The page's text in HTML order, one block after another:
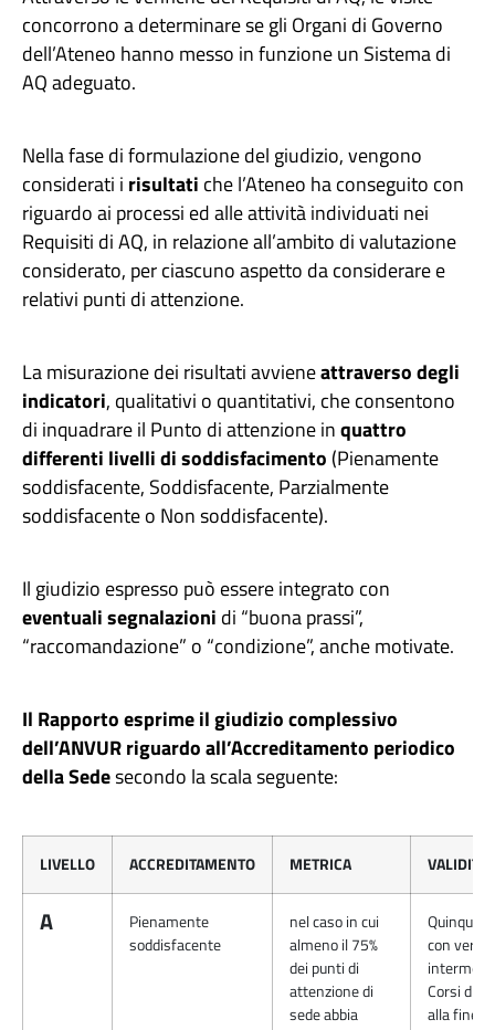
concorrono a determinare se gli Organi di Governo
dell’Ateneo hanno messo in funzione un Sistema di
AQ adeguato.
Nella fase di formulazione del giudizio, vengono
considerati i risultati che l’Ateneo ha conseguito con
riguardo ai processi ed alle attività individuati nei
Requisiti di AQ, in relazione all’ambito di valutazione
considerato, per ciascuno aspetto da considerare e
relativi punti di attenzione.
La misurazione dei risultati avvieneattraverso degli
indicatori, qualitativi o quantitativi, che consentono
di inquadrare il Punto di attenzione inquattro
differenti livelli di soddisfacimento (Pienamente
soddisfacente, Soddisfacente, Parzialmente
soddisfacente o Non soddisfacente).
Il giudizio espresso può essere integrato con
eventuali segnalazioni di “buona prassi”,
“raccomandazione” o “condizione”, anche motivate.
Il Rapporto esprime il giudizio complessivo
dell’ANVUR riguardo all’Accreditamento periodico
della Sedesecondo la scala seguente:
LIVELLO ACCREDITAMENTO METRICA VALIDITÀ
A
Pienamente
soddisfacente
nel caso in cui
almeno il 75%
dei punti di
attenzione di
sede abbia
con
Corsi di
alla fine